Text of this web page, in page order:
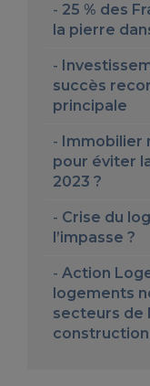
25 % des
la pierre
succès
principale
Immobilier
pour éviter
2023 ?
Crise du
l’impasse ?
Action
logements
secteurs de
construction